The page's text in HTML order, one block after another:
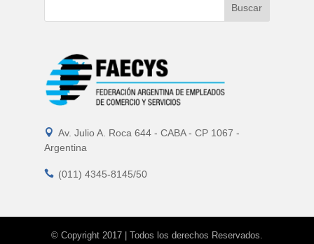
 Av. Julio A. Roca 644 - CABA - CP 1067 -
Argentina
 (011) 4345-8145/50
© Copyright 2017 | Todos los derechos Reservados.